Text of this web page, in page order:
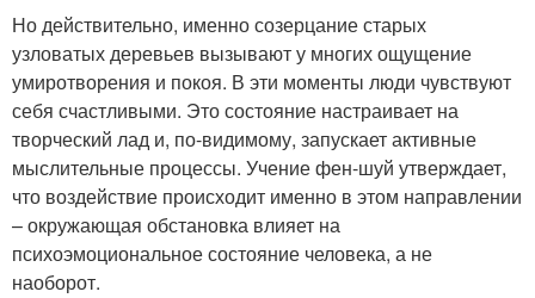
Но действительно, именно созерцание старых
узловатых деревьев вызывают у многих ощущение
умиротворения и покоя. В эти моменты люди чувствуют
себя счастливыми. Это состояние настраивает на
творческий лад и, по-видимому, запускает активные
мыслительные процессы. Учение фен-шуй утверждает,
что воздействие происходит именно в этом направлении
– окружающая обстановка влияет на
психоэмоциональное состояние человека, а не
наоборот.